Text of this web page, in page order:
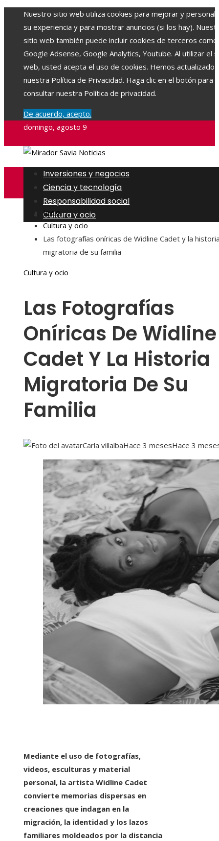
Nuestro sitio web utiliza cookies para mejorar y
su experiencia y para mostrar anuncios (si los hay).
sitio web también puede incluir cookies de terceros como
Google Adsense, Google Analytics, Youtube. Al utilizar el
web, usted acepta el uso de cookies. Hemos actualizado
nuestra Política de Privacidad. Haga clic en el botón para
consultar nuestra Política de privacidad.
De acuerdo, acepto.
domingo, agosto 9
Inversiones y negocios
Ciencia y tecnología
Responsabilidad social
Cultura y ocio
Inicio
Cultura y ocio
Las fotografías oníricas de Widline Cadet y la
migratoria de su familia
Cultura y ocio
Las Fotografías
Oníricas De Widline
Cadet Y La Historia
Migratoria De Su
Familia
Carla villalbaHace 3 mesesHace 3
Mediante el uso de fotografías,
videos, esculturas y material
personal, la artista Widline Cadet
convierte memorias dispersas en
creaciones que indagan en la
migración, la identidad y los lazos
familiares moldeados por la distancia